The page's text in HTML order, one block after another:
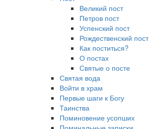
Великий пост
Петров пост
Успенский пост
Рождественский пост
Как поститься?
О постах
Святые о посте
Святая вода
Войти в храм
Первые шаги к Богу
Таинства
Поминовение усопших